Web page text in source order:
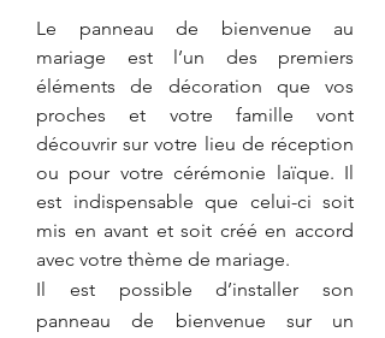
Le panneau de bienvenue au
mariage est l’un des premiers
éléments de décoration que vos
proches et votre famille vont
découvrir sur votre lieu de réception
ou pour votre cérémonie laïque. Il
est indispensable que celui-ci soit
mis en avant et soit créé en accord
avec votre thème de mariage.
Il est possible d’installer son
panneau de bienvenue sur un